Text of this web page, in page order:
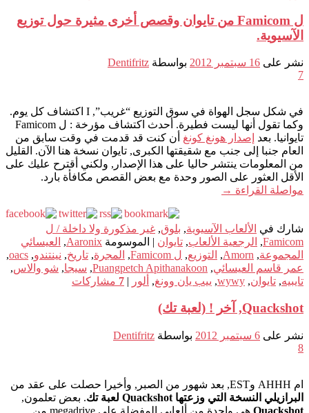
ل Famicom من تايوان وقصص أخرى مثيرة حول توزيع
الآسيوية.
نشر على 16 سبتمبر 2012 بواسطة Dentifritz
7
في شكل سجل الهواة في سوق التوزيع “غريب”, I اكتشاف كل يوم.
وكما تقول أنها ليست فطيرة. أحدث اكتشاف مؤرخة : ل Famicom
تايوانيا. بعد إصدار هونغ كونغ أن كنت قد قدمت في وقت سابق من
العام جنبا إلى جنب مع شقيقتها الكبرى, تايوان نسخة هنا الآن. القليل
من المعلومات ينتشر حاليا على هذا الإصدار, ولكني أقترح عليك على
الأقل العثور على الصور وحدة مع بعض القصص مكافأة بارد.
مواصلة القراءة →
شارك في الألعاب الآسيوية, بلوق, غير مذكورة ولا داخلة / ل
Famicom
, الرجعية الألعاب, تايوان | الموسومة Aaronix
, العيسائي
المجموعة,
Amorn
, التوزيع, ل Famicom , المجرة, تاريخ, نينتندو,
oacs
,
عمر قاسم العيسائي,
Puangpetch Apithanakoon
, سيجا, شو والاس,
تايبيه, تايوان,
wywy
, ييب يان وونغ, ألور |
7 مشاركات
Quackshot, آخر ! (لعبة تك)
نشر على 6 سبتمبر 2012 بواسطة Dentifritz
8
ام AHHH وEST, بعد شهور من الصبر, وأخيرا حصلت على عقد من
البرازيلي النسخة التي وزعتها Quackshot لعبة تك
. بعض تعلمون,
Quackshot
هي واحدة من ألعابي المفضلة على megadrive من,